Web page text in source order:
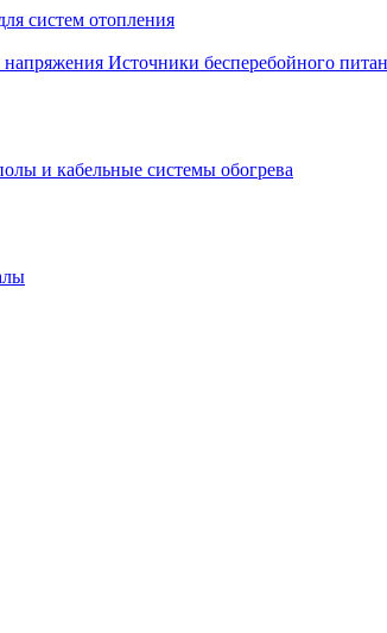
систем отопления
Источники бесперебойного
и кабельные системы обогрева